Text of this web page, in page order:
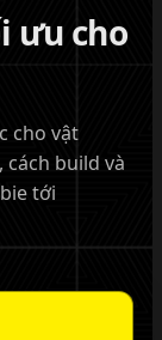
ưu cho
cho vật
build và
tới